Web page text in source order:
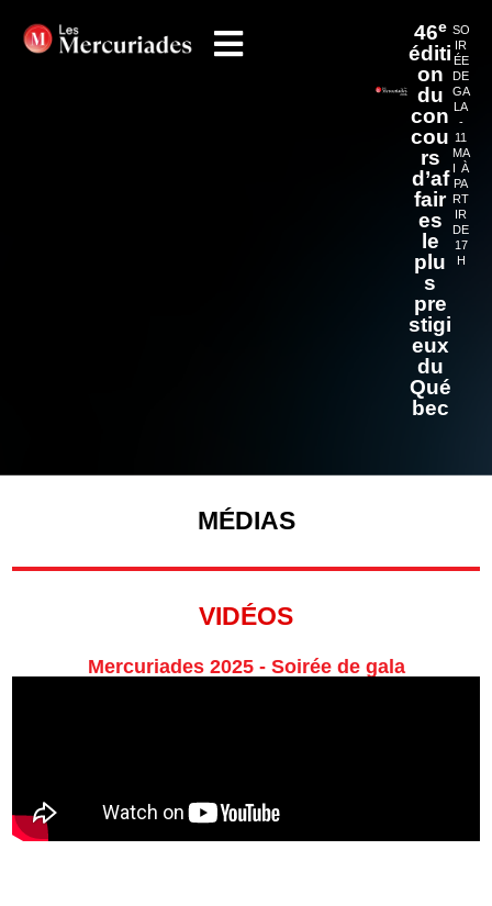
46e
éditi
on
du
con
cou
rs
d’af
fair
es
le
plu
s
pre
stigi
eux
du
Qué
bec
SO
IR
ÉE
DE
GA
LA
-
11
MA
I À
PA
RT
IR
DE
17
H
MÉDIAS
VIDÉOS​
Mercuriades 2025 - Soirée de gala